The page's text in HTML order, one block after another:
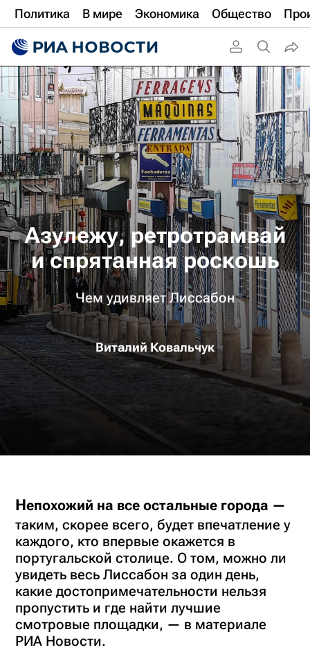
Политика В мире Экономика Общество
Азулежу, ретротрамвай
и спрятанная роскошь
Чем удивляет Лиссабон
Виталий Ковальчук
Непохожий на все остальные города —
таким, скорее всего, будет впечатление у
каждого, кто впервые окажется в
португальской столице. О том, можно ли
увидеть весь Лиссабон за один день,
какие достопримечательности нельзя
пропустить и где найти лучшие
смотровые площадки, — в материале
РИА Новости.